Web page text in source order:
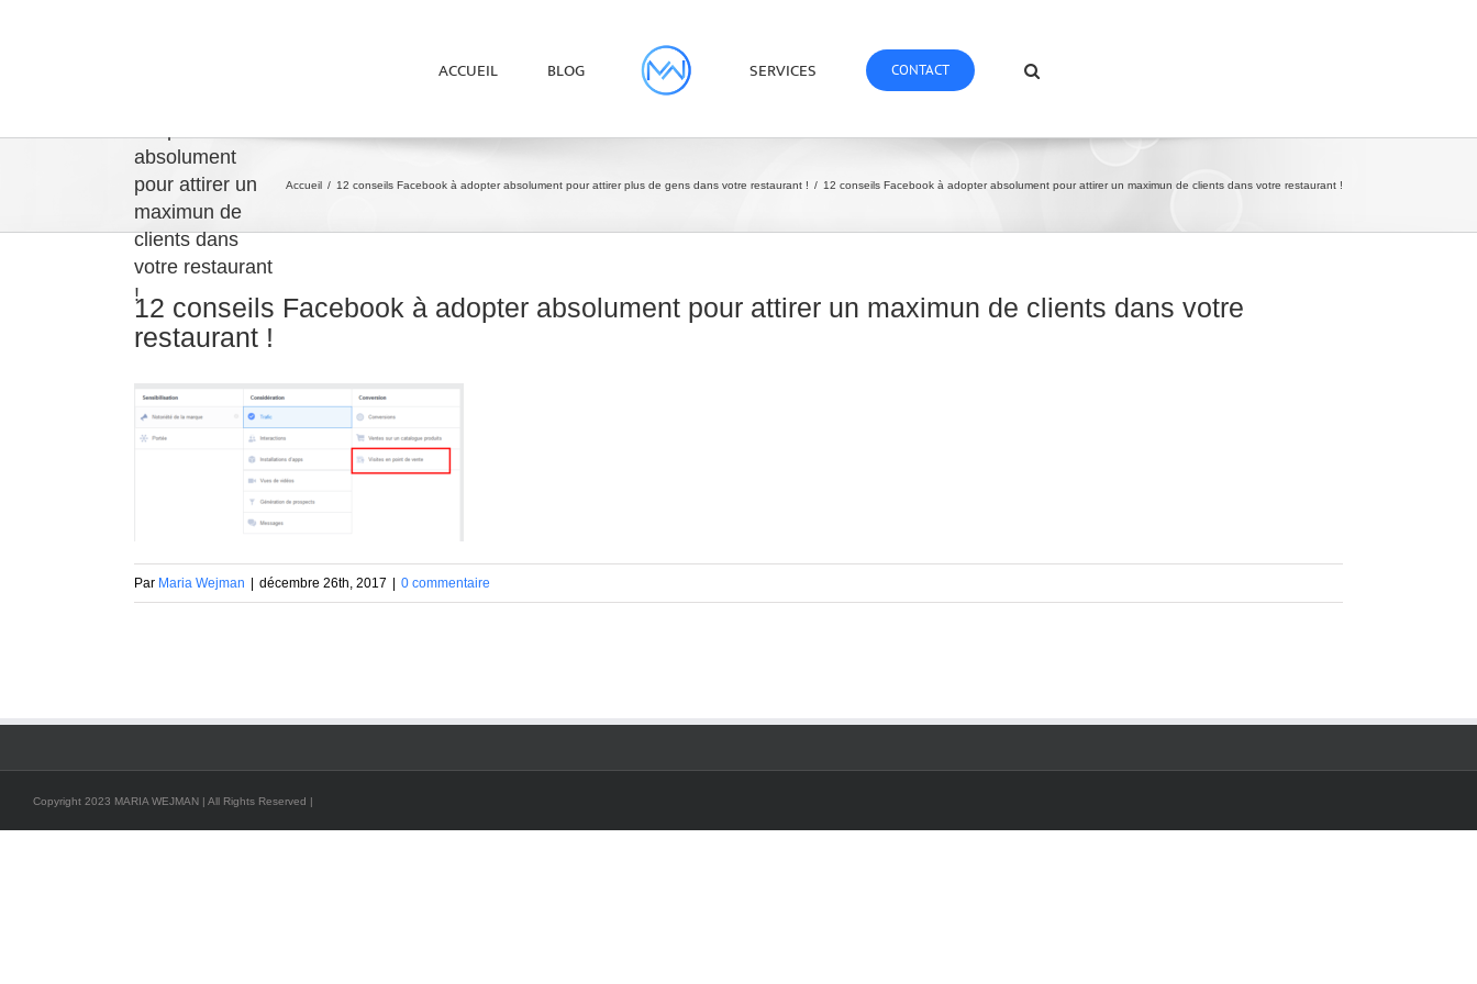
ACCUEIL BLOG SERVICES CONTACT
absolument
pour attirer un
maximun de
clients dans
votre restaurant
!
Accueil / 12 conseils Facebook à adopter absolument pour attirer plus de gens dans votre restaurant ! / 12 conseils Facebook à adopter absolument pour attirer un maximun de clients dans votre restaurant !
12 conseils Facebook à adopter absolument pour attirer un maximun de clients dans votre
restaurant !
Par Maria Wejman décembre 26th, 2017 0 commentaire
Copyright 2023 MARIA WEJMAN | All Rights Reserved |